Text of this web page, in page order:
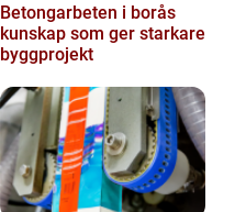
Betongarbeten i borås
kunskap som ger starkare
byggprojekt